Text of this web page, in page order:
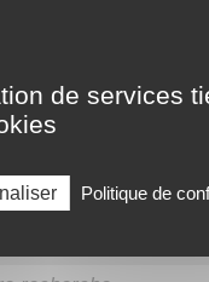
AUX
de services
Politique de